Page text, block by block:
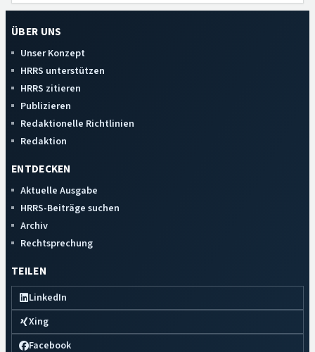
ÜBER UNS
Unser Konzept
HRRS unterstützen
HRRS zitieren
Publizieren
Redaktionelle Richtlinien
Redaktion
ENTDECKEN
Aktuelle Ausgabe
HRRS-Beiträge suchen
Archiv
Rechtsprechung
TEILEN
LinkedIn
Xing
Facebook